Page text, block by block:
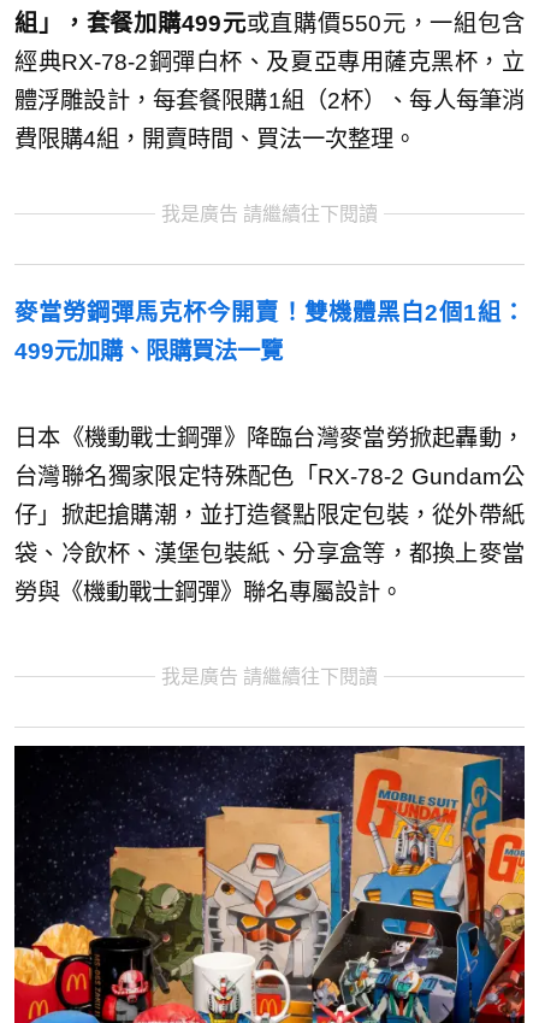
組」，套餐加購499元或直購價550元，一組包含
經典RX-78-2鋼彈白杯、及夏亞專用薩克黑杯，立
體浮雕設計，每套餐限購1組（2杯）、每人每筆消
費限購4組，開賣時間、買法一次整理。
我是廣告 請繼續往下閱讀
麥當勞鋼彈馬克杯今開賣！雙機體黑白2個1組：
499元加購、限購買法一覽
日本《機動戰士鋼彈》降臨台灣麥當勞掀起轟動，
台灣聯名獨家限定特殊配色「RX-78-2 Gundam公
仔」掀起搶購潮，並打造餐點限定包裝，從外帶紙
袋、冷飲杯、漢堡包裝紙、分享盒等，都換上麥當
勞與《機動戰士鋼彈》聯名專屬設計。
我是廣告 請繼續往下閱讀